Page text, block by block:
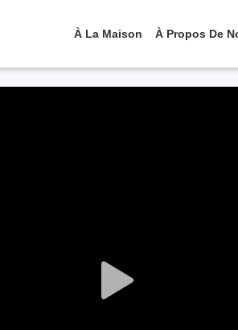
À La Maison À Propos De
Play